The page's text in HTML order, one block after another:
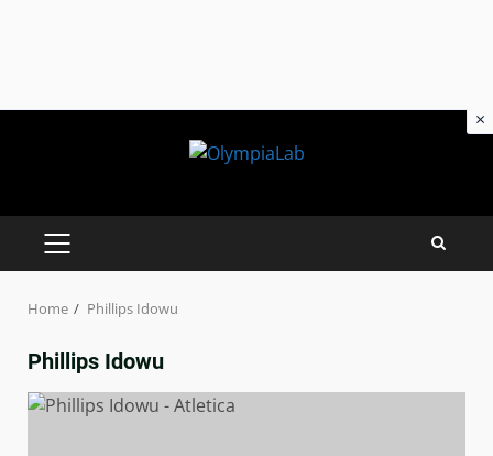
PRIMARY
MENU
Home Phillips Idowu
Phillips Idowu
×